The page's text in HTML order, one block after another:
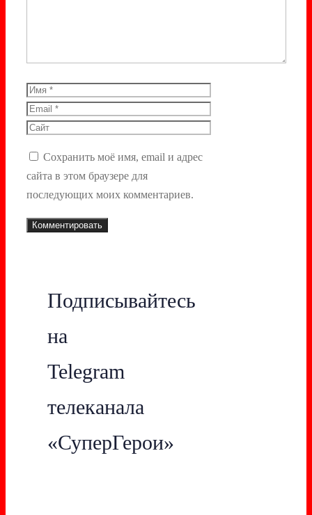
Имя
Email
Сайт
Сохранить моё имя, email и адрес
сайта в этом браузере для
последующих моих комментариев.
Подписывайтесь
на
Telegram
телеканала
«СуперГерои»